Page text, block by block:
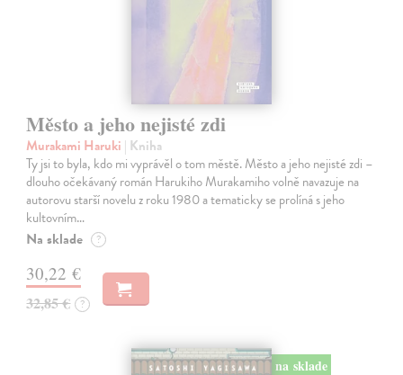
Město a jeho nejisté zdi
Murakami Haruki | Kniha
Ty jsi to byla, kdo mi vyprávěl o tom městě. Město a jeho nejisté zdi –
dlouho očekávaný román Harukiho Murakamiho volně navazuje na
autorovu starší novelu z roku 1980 a tematicky se prolíná s jeho
kultovním…
Na sklade ?
30,22 €
32,85 € ?
na sklade